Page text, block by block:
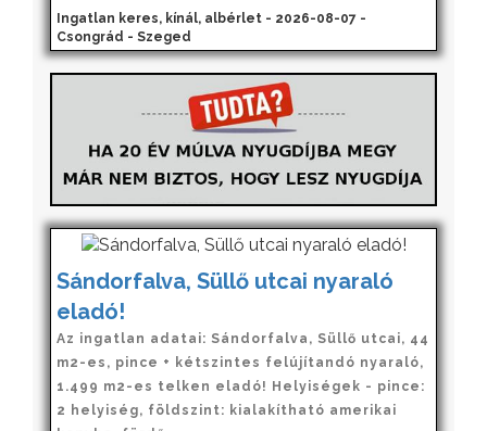
Ingatlan keres, kínál, albérlet - 2026-08-07 -
Csongrád - Szeged
Sándorfalva, Süllő utcai nyaraló
eladó!
Az ingatlan adatai: Sándorfalva, Süllő utcai, 44
m2-es, pince + kétszintes felújítandó nyaraló,
1.499 m2-es telken eladó! Helyiségek - pince:
2 helyiség, földszint: kialakítható amerikai